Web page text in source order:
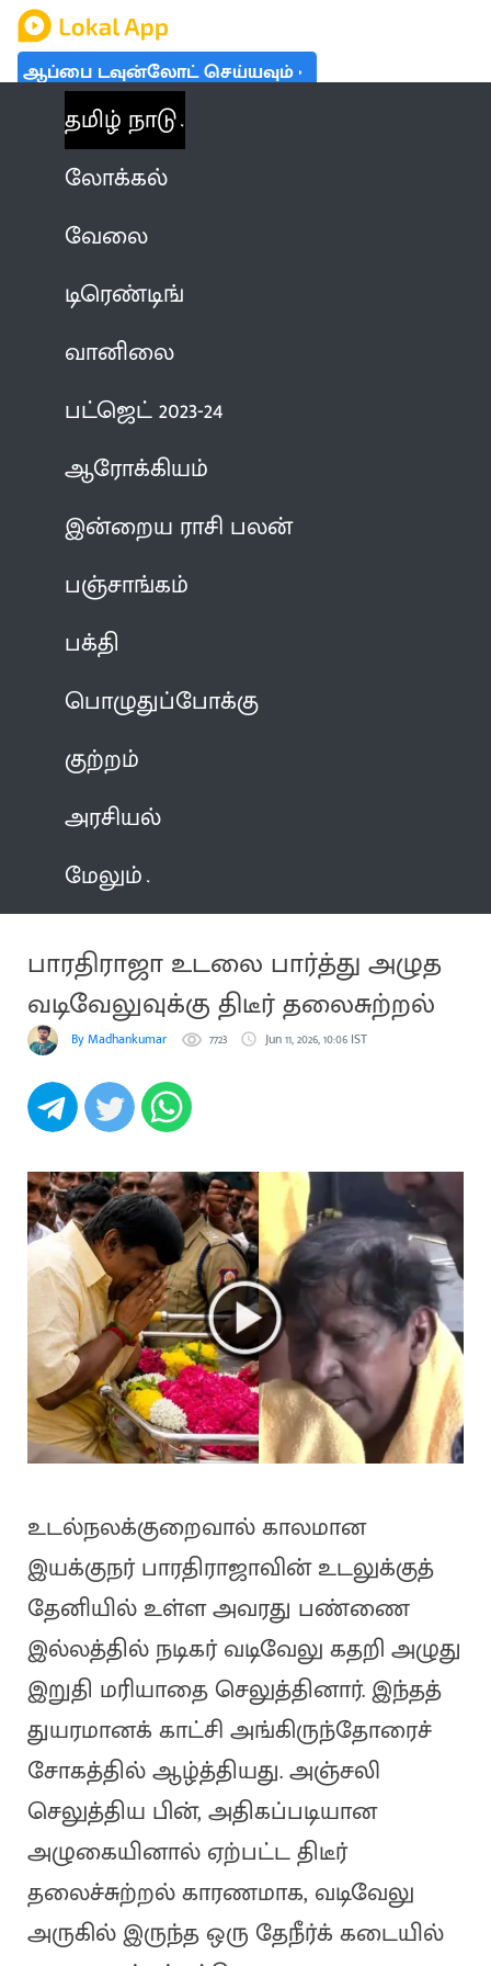
ஆப்பை டவுன்லோட் செய்யவும்
தமிழ் நாடு
லோக்கல்
வேலை
டிரெண்டிங்
வானிலை
பட்ஜெட் 2023-24
ஆரோக்கியம்
இன்றைய ராசி பலன்
பஞ்சாங்கம்
பக்தி
பொழுதுப்போக்கு
குற்றம்
அரசியல்
மேலும்
பாரதிராஜா உடலை பார்த்து அழுத
வடிவேலுவுக்கு திடீர் தலைசுற்றல்
By Madhankumar 7723 Jun 11, 2026, 10:06 IST
உடல்நலக்குறைவால் காலமான
இயக்குநர் பாரதிராஜாவின் உடலுக்குத்
தேனியில் உள்ள அவரது பண்ணை
இல்லத்தில் நடிகர் வடிவேலு கதறி அழுது
இறுதி மரியாதை செலுத்தினார். இந்தத்
துயரமானக் காட்சி அங்கிருந்தோரைச்
சோகத்தில் ஆழ்த்தியது. அஞ்சலி
செலுத்திய பின், அதிகப்படியான
அழுகையினால் ஏற்பட்ட திடீர்
தலைச்சுற்றல் காரணமாக, வடிவேலு
அருகில் இருந்த ஒரு தேநீர்க் கடையில்